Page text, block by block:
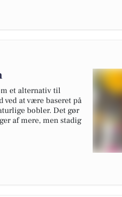
et alternativ til
ved at være baseret på
bobler. Det gør
af mere, men stadig